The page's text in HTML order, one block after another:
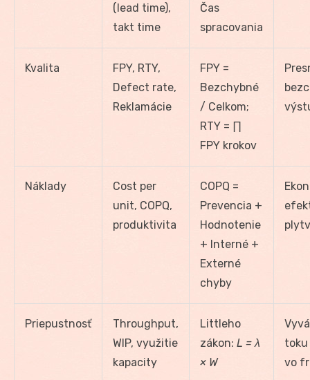
(lead time),
takt time
Čas
spracovania
Kvalita
FPY, RTY,
Defect rate,
Reklamácie
FPY =
Bezchybné
/ Celkom;
RTY = ∏
FPY krokov
Náklady
Cost per
unit, COPQ,
produktivita
COPQ =
Prevencia +
Hodnotenie
+ Interné +
Externé
chyby
Priepustnosť
Throughput,
WIP, využitie
kapacity
Littleho
zákon: L = λ
× W
toku
vo